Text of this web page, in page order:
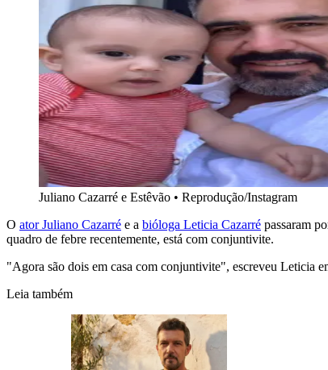
Juliano Cazarré e Estêvão • Reprodução/Instagram
O ator Juliano Cazarré e a bióloga Leticia Cazarré passaram
quadro de febre recentemente, está com conjuntivite.
"Agora são dois em casa com conjuntivite", escreveu Leticia
Leia também